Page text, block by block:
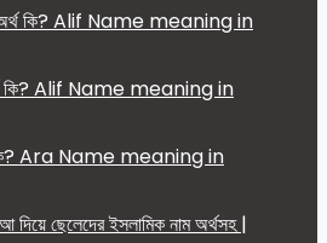
কি? Alif Name meaning in
কি? Ara Name meaning in